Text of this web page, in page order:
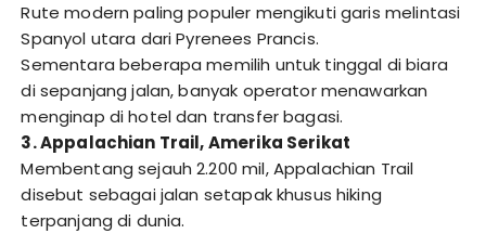
Rute modern paling populer mengikuti garis melintasi
Spanyol utara dari Pyrenees Prancis.
Sementara beberapa memilih untuk tinggal di biara
di sepanjang jalan, banyak operator menawarkan
menginap di hotel dan transfer bagasi.
3. Appalachian Trail, Amerika Serikat
Membentang sejauh 2.200 mil, Appalachian Trail
disebut sebagai jalan setapak khusus hiking
terpanjang di dunia.